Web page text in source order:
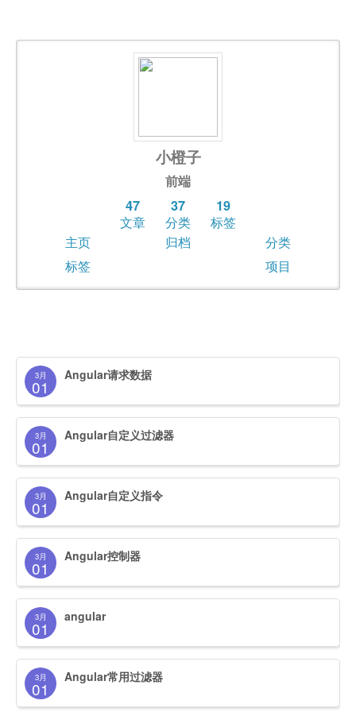
小橙子
前端
47
文章
37
分类
19
标签
主页
归档
分类
标签
项目
3月
01
Angular请求数据
3月
01
Angular自定义过滤器
3月
01
Angular自定义指令
3月
01
Angular控制器
3月
01
angular
3月
01
Angular常用过滤器